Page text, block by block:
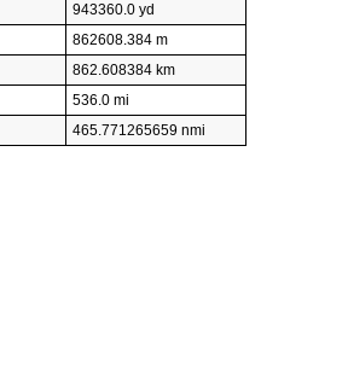
943360.0 yd
862608.384 m
862.608384 km
536.0 mi
465.771265659 nmi